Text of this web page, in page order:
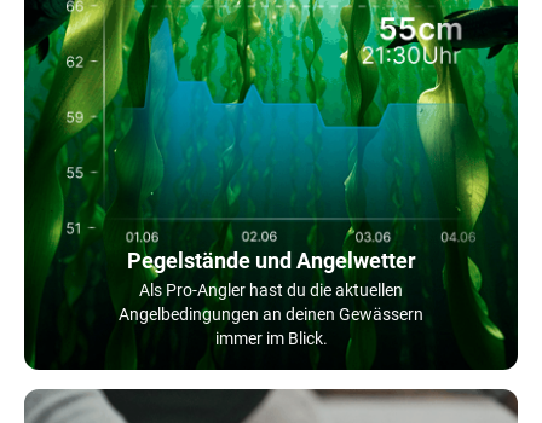
Pegelstände und Angelwetter
Als Pro-Angler hast du die aktuellen
Angelbedingungen an deinen Gewässern
immer im Blick.